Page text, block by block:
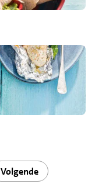
Volgende